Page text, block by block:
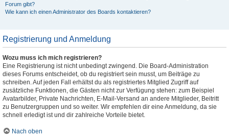
Forum gibt?
Wie kann ich einen Administrator des Boards kontaktieren?
Registrierung und Anmeldung
Wozu muss ich mich registrieren?
Eine Registrierung ist nicht unbedingt zwingend. Die Board-Administration
dieses Forums entscheidet, ob du registriert sein musst, um Beiträge zu
schreiben. Auf jeden Fall erhältst du als registriertes Mitglied Zugriff auf
zusätzliche Funktionen, die Gästen nicht zur Verfügung stehen: zum Beispiel
Avatarbilder, Private Nachrichten, E-Mail-Versand an andere Mitglieder, Beitritt
zu Benutzergruppen und so weiter. Wir empfehlen dir eine Anmeldung, da sie
schnell erledigt ist und dir zahlreiche Vorteile bietet.
Nach oben